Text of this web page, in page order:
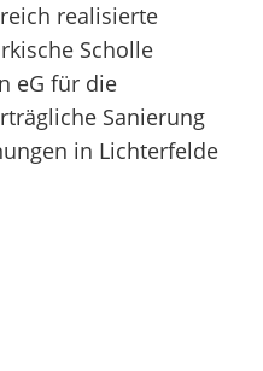
realisierte
Scholle
eG für die
Sanierung
in Lichterfelde